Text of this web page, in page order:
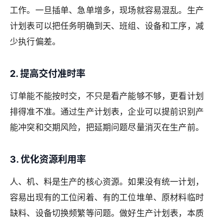
工作。一旦插单、急单增多，现场就容易混乱。生产
计划表可以把任务明确到天、班组、设备和工序，减
少执行偏差。
2. 提高交付准时率
订单能不能按时交，不只是看产能够不够，更看计划
排得准不准。通过生产计划表，企业可以提前识别产
能冲突和交期风险，把延期问题尽量消灭在生产前。
3. 优化资源利用率
人、机、料是生产的核心资源。如果没有统一计划，
容易出现有的工位闲着、有的工位堆单、原材料临时
缺料、设备切换频繁等问题。做好生产计划表，本质